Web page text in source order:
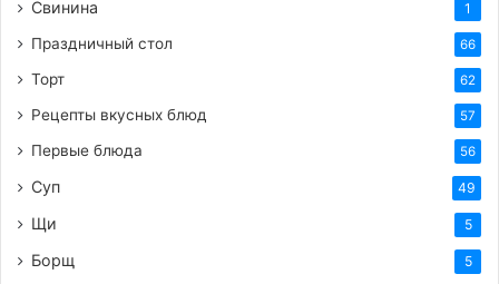
Свинина 1
Праздничный стол 66
Торт 62
Рецепты вкусных блюд 57
Первые блюда 56
Суп 49
Щи 5
Борщ 5